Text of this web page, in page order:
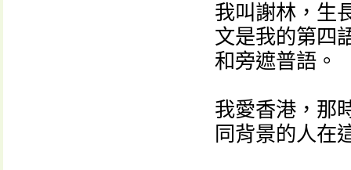
我叫謝林，生
文是我的第四
和旁遮普語。
我愛香港，那
同背景的人在